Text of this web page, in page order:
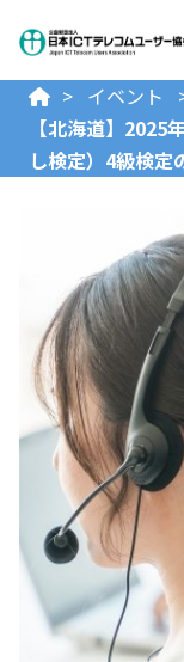
> イベント
【北海道】2025
し検定）4級検定